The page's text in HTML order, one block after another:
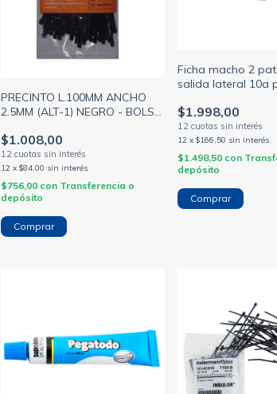
PRECINTO L.100MM ANCHO
2.5MM (ALT-1) NEGRO - BOLSA
$1.008,00
12 x $84,00 sin interés
$756,00 con Transferencia o
depósito
Ficha macho 2
salida lateral 10a
$1.998,00
12 x$166,50 sin interés
$1.498,50 con
depósito